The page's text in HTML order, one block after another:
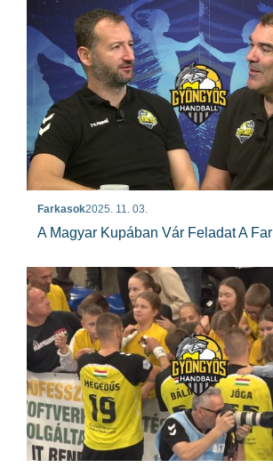
Farkasok2025. 11. 03.
A Magyar Kupában Vár Feladat A